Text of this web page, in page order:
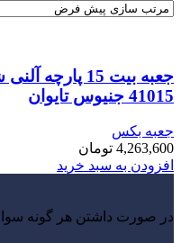
41015 جنیوس تایوان
جعبه بکس
4,263,600 تومان
افزودن به سبد خرید
در صورت داشتن هر گونه